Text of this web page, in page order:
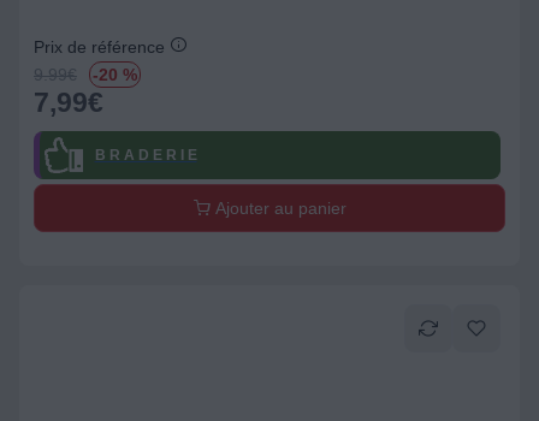
Prix de référence
9.99€ -20 %
7,99€
B R A D E R I E
Ajouter au panier